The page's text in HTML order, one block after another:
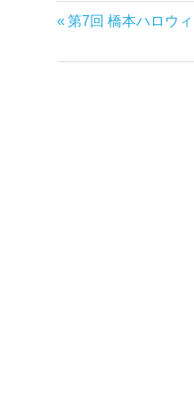
投
稿
前
記
第7回 橋本ハロウ